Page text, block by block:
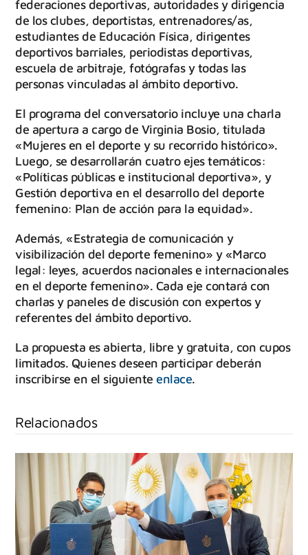
federaciones deportivas, autoridades y dirigencia
de los clubes, deportistas, entrenadores/as,
estudiantes de Educación Física, dirigentes
deportivos barriales, periodistas deportivas,
escuela de arbitraje, fotógrafas y todas las
personas vinculadas al ámbito deportivo.
El programa del conversatorio incluye una charla
de apertura a cargo de Virginia Bosio, titulada
«Mujeres en el deporte y su recorrido histórico».
Luego, se desarrollarán cuatro ejes temáticos:
«Políticas públicas e institucional deportiva», y
Gestión deportiva en el desarrollo del deporte
femenino: Plan de acción para la equidad».
Además, «Estrategia de comunicación y
visibilización del deporte femenino» y «Marco
legal: leyes, acuerdos nacionales e internacionales
en el deporte femenino». Cada eje contará con
charlas y paneles de discusión con expertos y
referentes del ámbito deportivo.
La propuesta es abierta, libre y gratuita, con cupos
limitados. Quienes deseen participar deberán
inscribirse en el siguienteenlace.
Relacionados